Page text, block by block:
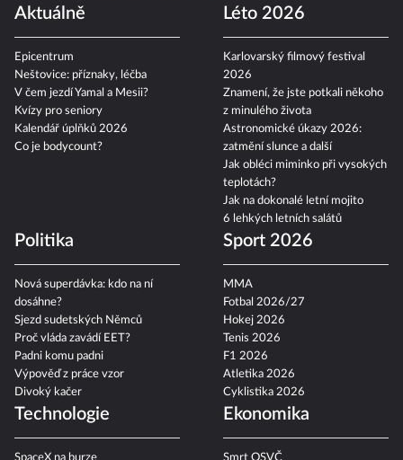
Aktuálně
Epicentrum
Neštovice: příznaky, léčba
V čem jezdí Yamal a Mesii?
Kvízy pro seniory
Kalendář úplňků 2026
Co je bodycount?
Léto 2026
Karlovarský filmový festival
2026
Znamení, že jste potkali někoho
z minulého života
Astronomické úkazy 2026:
zatmění slunce a další
Jak obléci miminko při vysokých
teplotách?
Jak na dokonalé letní mojito
6 lehkých letních salátů
Politika
Nová superdávka: kdo na ní
dosáhne?
Sjezd sudetských Němců
Proč vláda zavádí EET?
Padni komu padni
Výpověď z práce vzor
Divoký kačer
Sport 2026
MMA
Fotbal 2026/27
Hokej 2026
Tenis 2026
F1 2026
Atletika 2026
Cyklistika 2026
Technologie Ekonomika